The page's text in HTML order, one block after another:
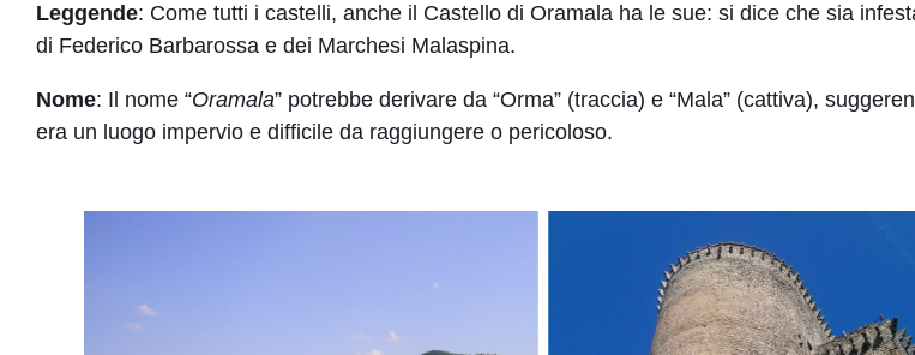
Leggende: Come tutti i castelli, anche il Castello di Oramala ha le sue: si dice che sia
di Federico Barbarossa e dei Marchesi Malaspina.
Nome: Il nome “Oramala” potrebbe derivare da “Orma” (traccia) e “Mala” (cattiva),
era un luogo impervio e difficile da raggiungere o pericoloso.